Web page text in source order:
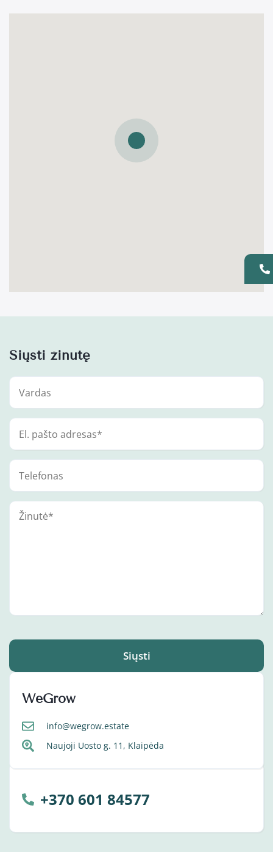
Siųsti žinutę
Siųsti
WeGrow
info@wegrow.estate
Naujoji Uosto g. 11, Klaipėda
+370 601 84577